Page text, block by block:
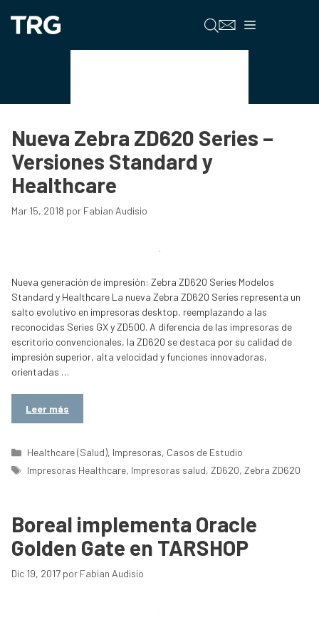
contenido
Menú
Nueva Zebra ZD620 Series –
Versiones Standard y
Healthcare
Mar 15, 2018 por Fabian Audisio
Nueva generación de impresión: Zebra ZD620 Series Modelos
Standard y Healthcare La nueva Zebra ZD620 Series representa un
salto evolutivo en impresoras desktop, reemplazando a las
reconocidas Series GX y ZD500. A diferencia de las impresoras de
escritorio convencionales, la ZD620 se destaca por su calidad de
impresión superior, alta velocidad y funciones innovadoras,
orientadas …
Leer más
Categorías
Healthcare (Salud), Impresoras, Casos de Estudio
Etiquetas
Impresoras Healthcare, Impresoras salud,ZD620,Zebra ZD620
Boreal implementa Oracle
Golden Gate en TARSHOP
Dic 19, 2017 por Fabian Audisio